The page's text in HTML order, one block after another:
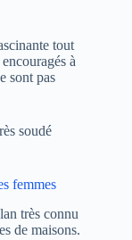
tout
à
sont pas
soudé
femmes
très connu
de maisons.